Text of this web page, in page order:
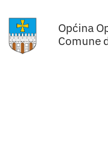
content
Općina
Comune